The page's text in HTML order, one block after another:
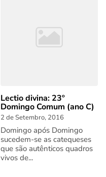
Lectio divina: 23º
Domingo Comum (ano C)
2 de Setembro, 2016
Domingo após Domingo
sucedem-se as catequeses
que são autênticos quadros
vivos de...